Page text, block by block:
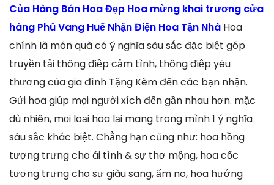
Của Hàng Bán Hoa Đẹp Hoa mừng khai trương cửa
hàng Phú Vang Huế Nhận Điện Hoa Tận Nhà Hoa
chính là món quà có ý nghĩa sâu sắc đặc biệt góp
truyền tải thông điệp cảm tình, thông điệp yêu
thương của gia đình Tặng Kèm đến các bạn nhận.
Gửi hoa giúp mọi người xích đến gần nhau hơn. mặc
dù nhiên, mọi loại hoa lại mang trong mình 1 ý nghĩa
sâu sắc khác biệt. Chẳng hạn cũng như: hoa hồng
tượng trưng cho ái tình & sự thơ mộng, hoa cốc
tượng trưng cho sự giàu sang, ấm no, hoa hướng